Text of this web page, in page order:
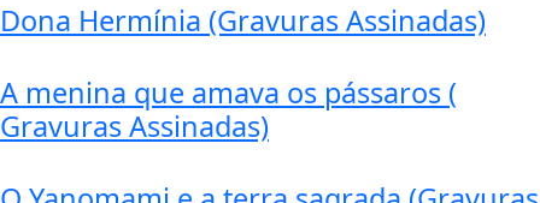
Dona Hermínia (Gravuras Assinadas)
A menina que amava os pássaros (
Gravuras Assinadas)